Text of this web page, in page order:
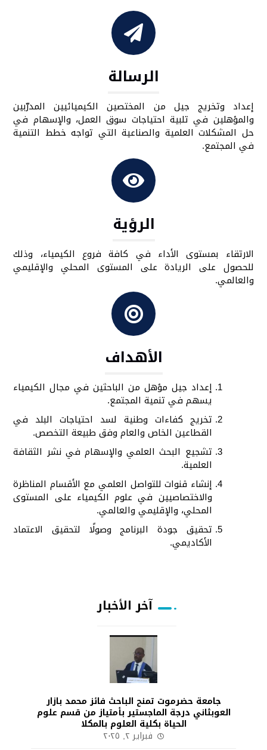
الرسالة
إعداد وتخريج جيل من المختصين الكيميائيين المدرّبين
والمؤهلين في تلبية احتياجات سوق العمل، والإسهام في
حل المشكلات العلمية والصناعية التي تواجه خطط التنمية
في المجتمع.
الرؤية
الارتقاء بمستوى الأداء في كافة فروع الكيمياء، وذلك
للحصول على الريادة على المستوى المحلي والإقليمي
والعالمي.
الأهداف
إعداد جيل مؤهل من الباحثين في مجال الكيمياء
يسهم في تنمية المجتمع.
تخريج كفاءات وطنية لسد احتياجات البلد في
القطاعين الخاص والعام وفق طبيعة التخصص.
تشجيع البحث العلمي والإسهام في نشر الثقافة
العلمية.
إنشاء قنوات للتواصل العلمي مع الأقسام المناظرة
والاختصاصيين في علوم الكيمياء على المستوى
المحلي، والإقليمي والعالمي.
تحقيق جودة البرنامج وصولًا لتحقيق الاعتماد
الأكاديمي.
آخر الأخبار
جامعة حضرموت تمنح الباحث فائز محمد بازار
العوبثاني درجة الماجستير بأمتياز من قسم علوم
الحياة بكلية العلوم بالمكلا
فبراير ٢, ٢٠٢٥